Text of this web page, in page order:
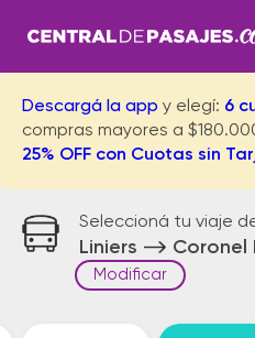
Descargá la app y elegí: 6
compras mayores a
25% OFF con Cuotas sin
Seleccioná tu viaje
Liniers
Modificar